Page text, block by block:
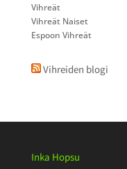
Vihreät
Vihreät Naiset
Espoon Vihreät
Vihreiden blogi
Inka Hopsu